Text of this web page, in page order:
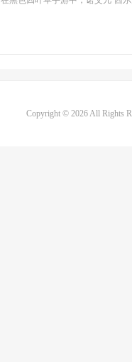
Copyright © 2026 All Rights